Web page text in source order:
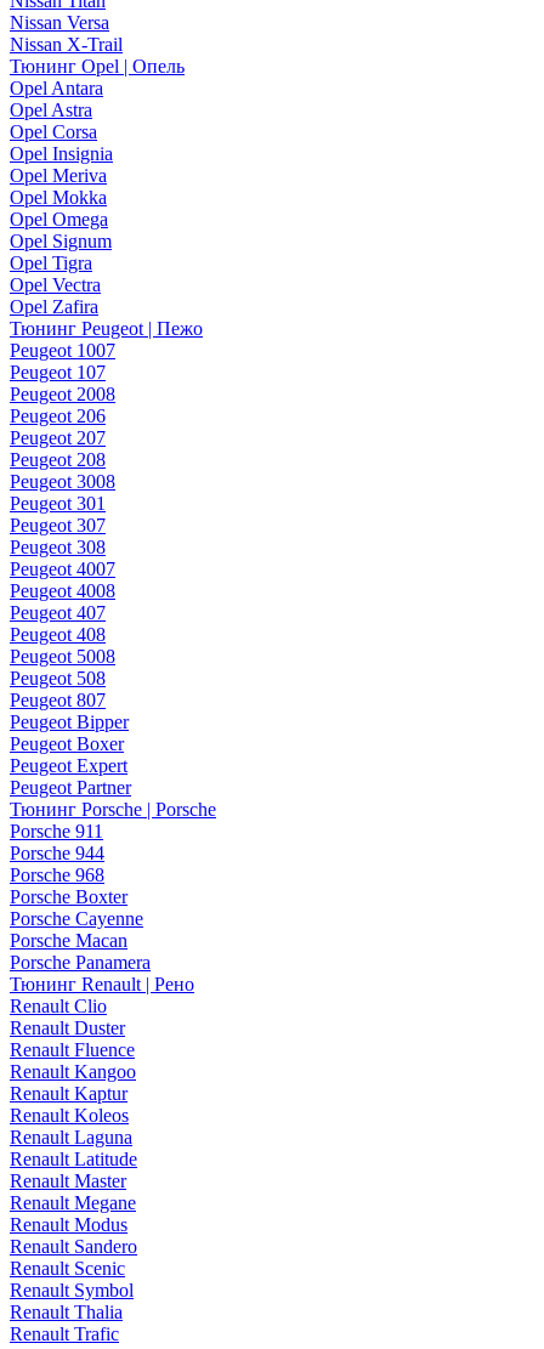
Nissan Versa
Nissan X-Trail
Тюнинг Opel | Опель
Opel Antara
Opel Astra
Opel Corsa
Opel Insignia
Opel Meriva
Opel Mokka
Opel Omega
Opel Signum
Opel Tigra
Opel Vectra
Opel Zafira
Тюнинг Peugeot | Пежо
Peugeot 1007
Peugeot 107
Peugeot 2008
Peugeot 206
Peugeot 207
Peugeot 208
Peugeot 3008
Peugeot 301
Peugeot 307
Peugeot 308
Peugeot 4007
Peugeot 4008
Peugeot 407
Peugeot 408
Peugeot 5008
Peugeot 508
Peugeot 807
Peugeot Bipper
Peugeot Boxer
Peugeot Expert
Peugeot Partner
Тюнинг Porsche | Porsche
Porsche 911
Porsche 944
Porsche 968
Porsche Boxter
Porsche Cayenne
Porsche Macan
Porsche Panamera
Тюнинг Renault | Рено
Renault Clio
Renault Duster
Renault Fluence
Renault Kangoo
Renault Kaptur
Renault Koleos
Renault Laguna
Renault Latitude
Renault Master
Renault Megane
Renault Modus
Renault Sandero
Renault Scenic
Renault Symbol
Renault Thalia
Renault Trafic